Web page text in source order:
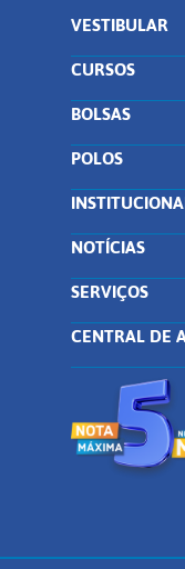
VESTIBULAR
CURSOS
BOLSAS
POLOS
NOTÍCIAS
SERVIÇOS
CENTRAL DE